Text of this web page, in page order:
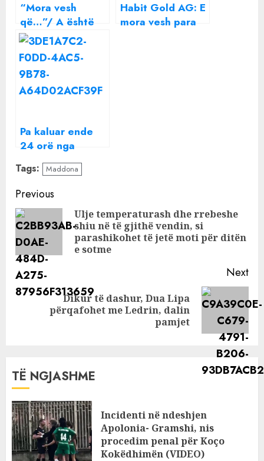
“Mora vesh
që…”/ A është
krisur vërtetë
miqësia mes
Einxhel Shkirës
dhe Beniada
Nishanit? Ish-
me deklaratën
Habit Gold AG: E
mora vesh para
Pa kaluar ende
24 orë nga
pajtimi, Noizy i
bën një dhuratë
Cllevios, habit
me reagimin:
Këto s’i vesh
Tags: Maddona
Continue
Reading
Previous
Ulje temperaturash dhe rrebeshe
shiu në të gjithë vendin, si
parashikohet të jetë moti për ditën
e sotme
Next
Dikur të dashur, Dua Lipa
përqafohet me Ledrin, dalin
pamjet
TË NGJASHME
Incidenti në ndeshjen
Apolonia- Gramshi, nis
procedim penal për Koço
Kokëdhimën (VIDEO)